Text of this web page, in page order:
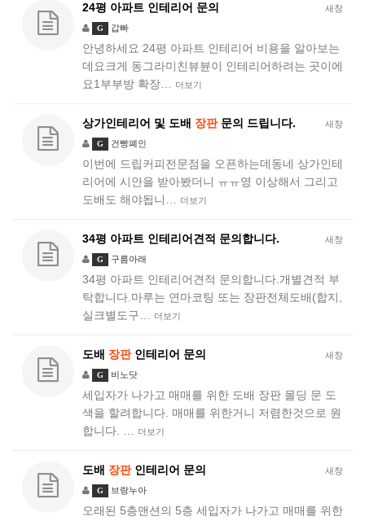
새창
24평 아파트 인테리어 문의
G 갑빠
안녕하세요 24평 아파트 인테리어 비용을 알아보는
데요크게 동그라미친뷰뷴이 인테리어하려는 곳이에
요1부부방 확장…
더보기
새창
상가인테리어 및 도배 장판문의 드립니다.
G 건빵폐인
이번에 드립커피전문점을 오픈하는데동네 상가인테
리어에 시안을 받아봤더니 ㅠㅠ영 이상해서 그리고
도배도 해야됩니…
더보기
새창
34평 아파트 인테리어견적 문의합니다.
G 구름아래
34평 아파트 인테리어견적 문의합니다.개별견적 부
탁합니다.마루는 연마코팅 또는 장판전체도배(합지,
실크별도구…
더보기
새창
도배 장판인테리어 문의
G 비노닷
세입자가 나가고 매매를 위한 도배 장판 몰딩 문 도
색을 할려합니다. 매매를 위한거니 저렴한것으로 원
합니다. …
더보기
새창
도배 장판인테리어 문의
G 브랑누아
오래된 5층맨션의 5층 세입자가 나가고 매매를 위한